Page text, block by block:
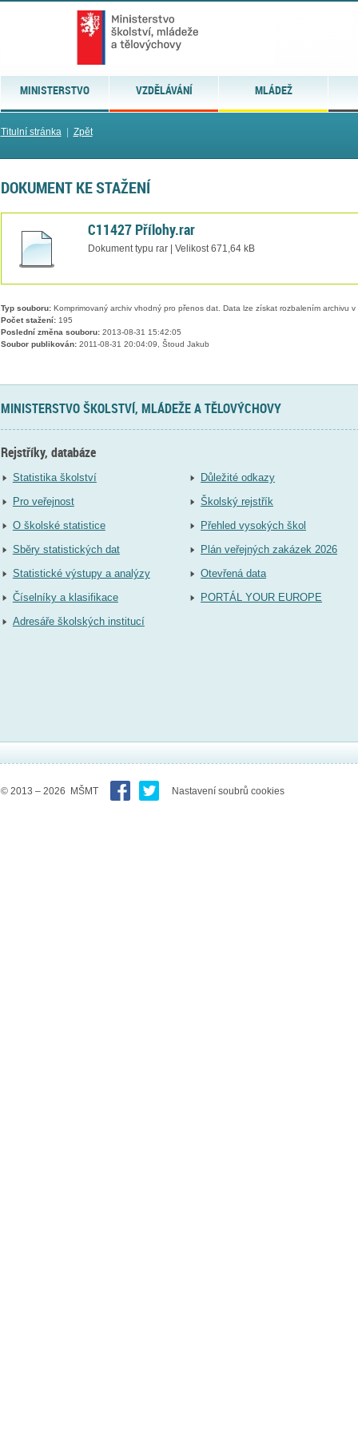
MINISTERSTVO VZDĚLÁVÁNÍ MLÁDEŽ
Titulní stránka| Zpět
DOKUMENT KE STAŽENÍ
C11427 Přílohy.rar
Dokument typu rar | Velikost 671,64 kB
Typ souboru:Komprimovaný archiv vhodný pro přenos dat. Data lze získat rozbalením archivu
Počet stažení:195
Poslední změna souboru:2013-08-31 15:42:05
Soubor publikován:2011-08-31 20:04:09, Štoud Jakub
MINISTERSTVO ŠKOLSTVÍ, MLÁDEŽE A TĚLOVÝCHOVY
Rejstříky, databáze
Statistika školství
Pro veřejnost
O školské statistice
Sběry statistických dat
Statistické výstupy a analýzy
Číselníky a klasifikace
Adresáře školských institucí
Důležité odkazy
Školský rejstřík
Přehled vysokých škol
Plán veřejných zakázek 2026
Otevřená data
PORTÁL YOUR EUROPE
© 2013 – 2026 MŠMT Nastavení soubrů cookies